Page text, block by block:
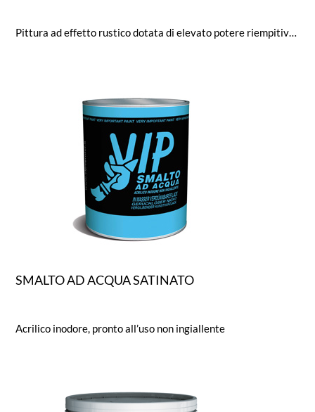
Pittura ad effetto rustico dotata di elevato potere riempitivo ed elasticità anche a basse temperature.
SMALTO AD ACQUA SATINATO
Acrilico inodore, pronto all’uso non ingiallente